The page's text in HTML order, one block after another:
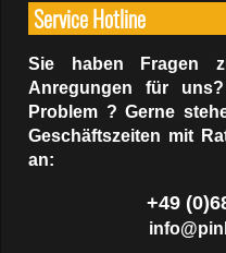
Service Hotline
Sie haben Fragen
Anregungen für
Problem ? Gerne
Geschäftszeiten mit
an:
+49